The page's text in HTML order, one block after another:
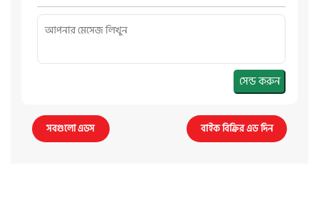
সেন্ড করুন
সবগুলো এডস বাইক বিক্রির এড দিন